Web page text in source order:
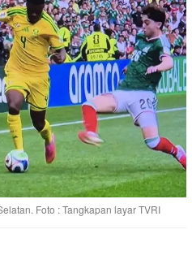
Foto : Tangkapan layar TVRI